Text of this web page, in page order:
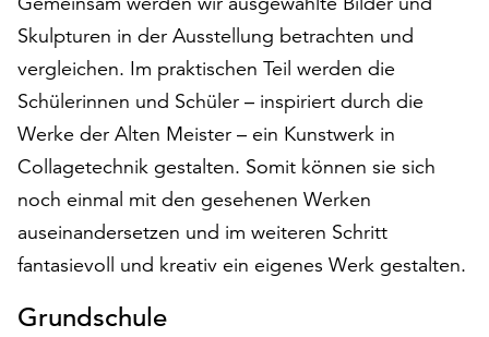
auf
„Alle
akzeptieren“,
um
alle
Cookies
zu
akzeptieren.
Ihr
jederzeit
Skulpturen in der Ausstellung betrachten und
vergleichen. Im praktischen Teil werden die
Schülerinnen und Schüler – inspiriert durch die
Werke der Alten Meister – ein Kunstwerk in
Collagetechnik gestalten. Somit können sie sich
noch einmal mit den gesehenen Werken
auseinandersetzen und im weiteren Schritt
fantasievoll und kreativ ein eigenes Werk gestalten.
Grundschule